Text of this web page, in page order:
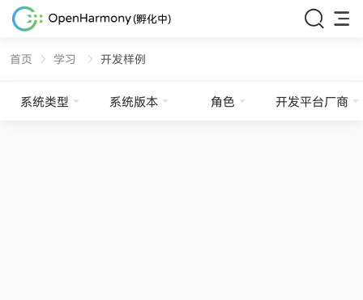
(孵化中)
首页 学习 开发样例
系统类型 系统版本 角色 开发平台厂商